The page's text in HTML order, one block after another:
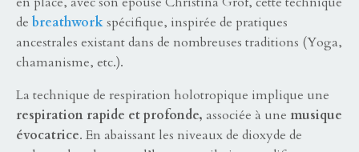
de breathworkspécifique, inspirée de pratiques
ancestrales existant dans de nombreuses traditions (Yoga,
chamanisme, etc.).
La technique de respiration holotropique implique une
respiration rapide et profonde, associée à une musique
évocatrice. En abaissant les niveaux de dioxyde de